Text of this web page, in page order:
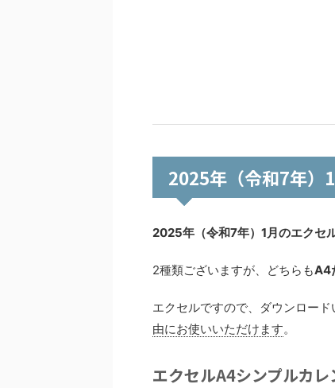
2025年（令和7年）
2025年（令和7年）1月のエクセ
2種類ございますが、どちらもA4
エクセルですので、ダウンロード
由にお使いいただけます。
エクセルA4シンプルカレ